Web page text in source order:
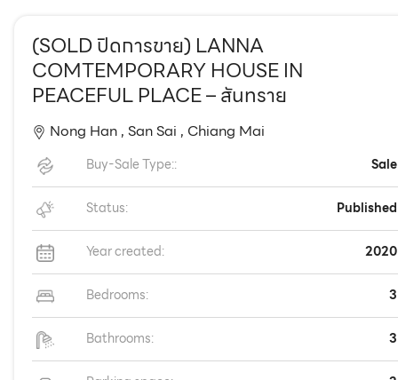
(SOLD ปิดการขาย) LANNA
COMTEMPORARY HOUSE IN
PEACEFUL PLACE – สันทราย
Nong Han , San Sai , Chiang Mai
Buy-Sale Type:: Sale
Status: Published
Year created: 2020
Bedrooms: 3
Bathrooms: 3